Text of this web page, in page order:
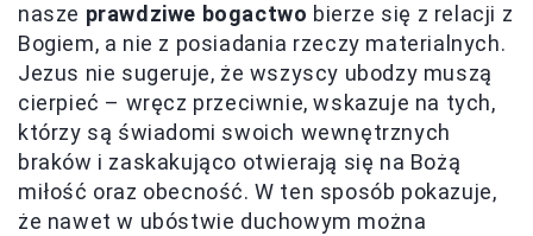
nasze prawdziwe bogactwo bierze się z relacji z
Bogiem, a nie z posiadania rzeczy materialnych.
Jezus nie sugeruje, że wszyscy ubodzy muszą
cierpieć – wręcz przeciwnie, wskazuje na tych,
którzy są świadomi swoich wewnętrznych
braków i zaskakująco otwierają się na Bożą
miłość oraz obecność. W ten sposób pokazuje,
że nawet w ubóstwie duchowym można